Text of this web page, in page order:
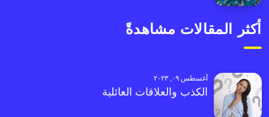
أكثر المقالات مشاهدةً
أغسطس ٠٩, ٢٠٢٣
الكذب والعلاقات العائلية